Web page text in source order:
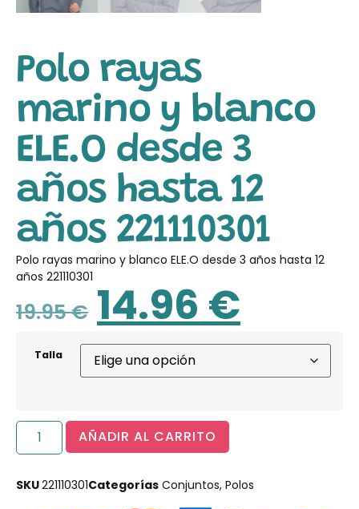
Polo rayas
marino y blanco
ELE.O desde 3
años hasta 12
años 221110301
Polo rayas marino y blanco ELE.O desde 3 años hasta 12
años 221110301
19.95€ 14.96 €
Talla
AÑADIR AL CARRITO
SKU221110301Categorías Conjuntos, Polos